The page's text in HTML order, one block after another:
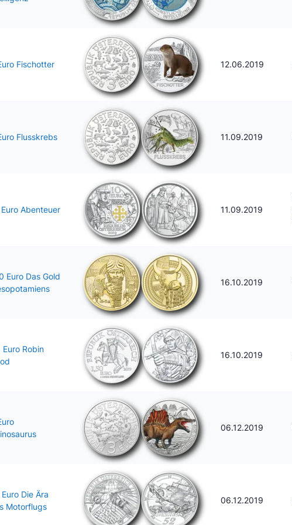
Fischotter 12.06.2019
Flusskrebs 11.09.2019
Abenteuer 11.09.2019
Euro Das Gold
16.10.2019
Euro Robin
16.10.2019
06.12.2019
Die Ära
Motorflugs
06.12.2019